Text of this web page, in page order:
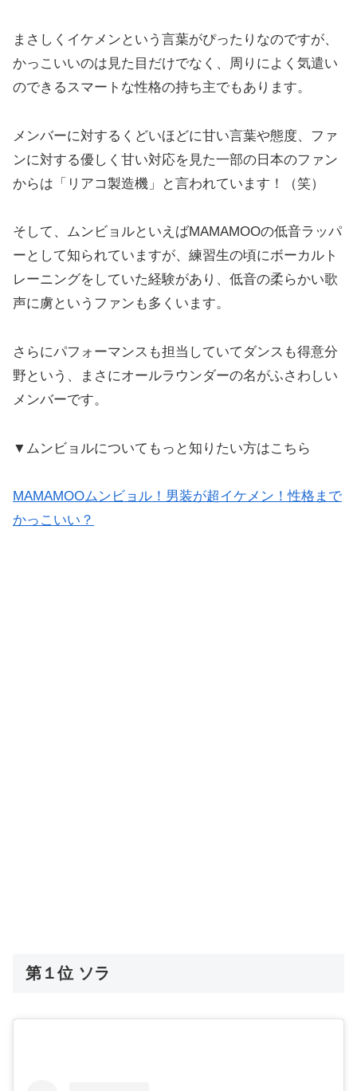
まさしくイケメンという言葉がぴったりなのですが、
かっこいいのは見た目だけでなく、周りによく気遣い
のできるスマートな性格の持ち主でもあります。
メンバーに対するくどいほどに甘い言葉や態度、ファ
ンに対する優しく甘い対応を見た一部の日本のファン
からは「リアコ製造機」と言われています！（笑）
そして、ムンビョルといえばMAMAMOOの低音ラッパ
ーとして知られていますが、練習生の頃にボーカルト
レーニングをしていた経験があり、低音の柔らかい歌
声に虜というファンも多くいます。
さらにパフォーマンスも担当していてダンスも得意分
野という、まさにオールラウンダーの名がふさわしい
メンバーです。
▼ムンビョルについてもっと知りたい方はこちら
MAMAMOOムンビョル！男装が超イケメン！性格まで
かっこいい？
第１位 ソラ